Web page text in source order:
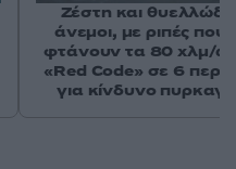
Ζέστη και
άνεμοι, με ριπές που
φτάνουν τα 80 χλμ/
«Red Code» σε 6
για κίνδυνο